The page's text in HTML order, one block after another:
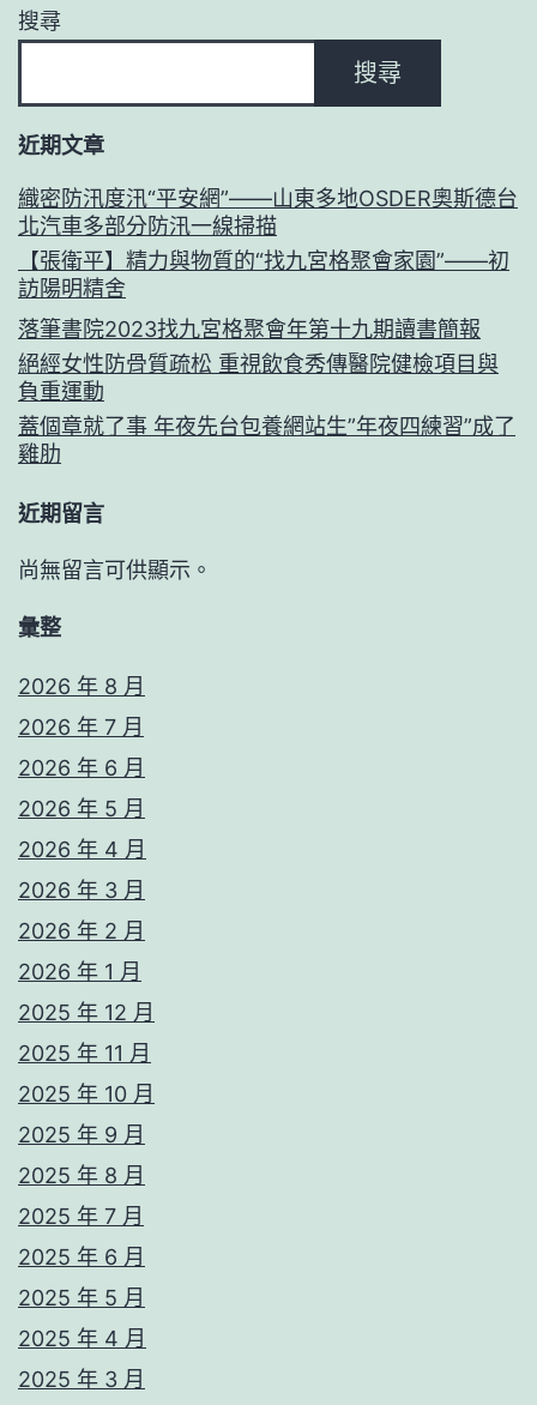
搜尋
搜尋
近期文章
織密防汛度汛“平安網”——山東多地OSDER奧斯德台
北汽車多部分防汛一線掃描
【張衛平】精力與物質的“找九宮格聚會家園”——初
訪陽明精舍
落筆書院2023找九宮格聚會年第十九期讀書簡報
絕經女性防骨質疏松 重視飲食秀傳醫院健檢項目與
負重運動
蓋個章就了事 年夜先台包養網站生”年夜四練習”成了
雞肋
近期留言
尚無留言可供顯示。
彙整
2026 年 8 月
2026 年 7 月
2026 年 6 月
2026 年 5 月
2026 年 4 月
2026 年 3 月
2026 年 2 月
2026 年 1 月
2025 年 12 月
2025 年 11 月
2025 年 10 月
2025 年 9 月
2025 年 8 月
2025 年 7 月
2025 年 6 月
2025 年 5 月
2025 年 4 月
2025 年 3 月